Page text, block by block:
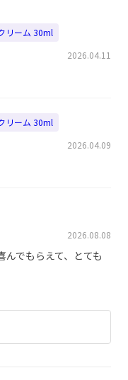
リーム 30ml
2026.04.11
リーム 30ml
2026.04.09
2026.08.08
でもらえて、とても